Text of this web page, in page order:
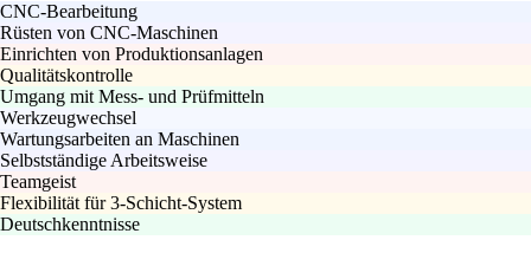
CNC-Bearbeitung
Rüsten von CNC-Maschinen
Einrichten von Produktionsanlagen
Qualitätskontrolle
Umgang mit Mess- und Prüfmitteln
Werkzeugwechsel
Wartungsarbeiten an Maschinen
Selbstständige Arbeitsweise
Teamgeist
Flexibilität für 3-Schicht-System
Deutschkenntnisse